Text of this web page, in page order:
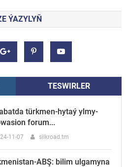
ÝAZYLYŇ
TESWIRLER
türkmen-hytaý ylmy-
forum...
11-07 silkroad.tm
ABŞ: bilim ulgamyna